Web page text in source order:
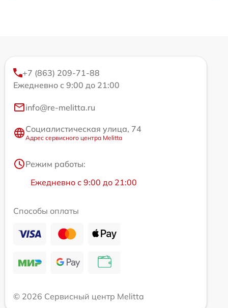
+7 (863) 209-71-88
Ежедневно с 9:00 до 21:00
info@re-melitta.ru
Социалистическая улица, 74
Адрес сервисного центра Melitta
Режим работы:
Ежедневно с 9:00 до 21:00
Способы оплаты
© 2026 Сервисный центр Melitta